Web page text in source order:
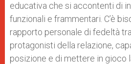
educativa che si accontenti di
funzionali e frammentari. C’è
rapporto personale di fedeltà
protagonisti della relazione,
posizione e di mettere in gioco